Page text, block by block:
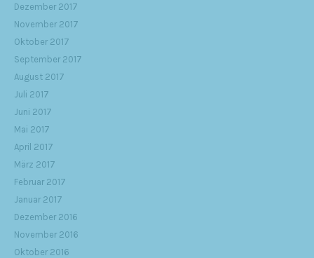
Dezember 2017
November 2017
Oktober 2017
September 2017
August 2017
Juli 2017
Juni 2017
Mai 2017
April 2017
März 2017
Februar 2017
Januar 2017
Dezember 2016
November 2016
Oktober 2016